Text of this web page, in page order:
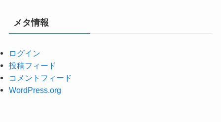
メタ情報
ログイン
投稿フィード
コメントフィード
WordPress.org